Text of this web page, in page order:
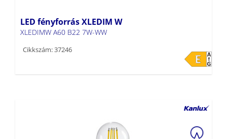
LED fényforrás XLEDIM W
XLEDIMW A60 B22 7W-WW
Cikkszám: 37246